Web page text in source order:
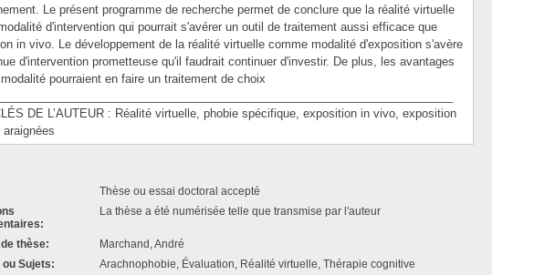
Le présent programme de recherche permet de conclure que la réalité virtuelle
d'intervention qui pourrait s'avérer un outil de traitement aussi efficace que
in vivo. Le développement de la réalité virtuelle comme modalité d'exposition s'avère
d'intervention prometteuse qu'il faudrait continuer d'investir. De plus, les avantages
pourraient en faire un traitement de choix
DE L’AUTEUR : Réalité virtuelle, phobie spécifique, exposition in vivo, exposition
Thèse ou essai doctoral accepté
La thèse a été numérisée telle que transmise par l'auteur
thèse:
Marchand, André
Sujets:
Arachnophobie, Évaluation, Réalité virtuelle, Thérapie cognitive